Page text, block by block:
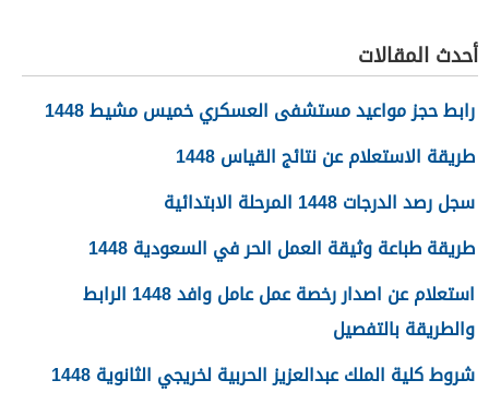
أحدث المقالات
رابط حجز مواعيد مستشفى العسكري خميس مشيط 1448
طريقة الاستعلام عن نتائج القياس 1448
سجل رصد الدرجات 1448 المرحلة الابتدائية
طريقة طباعة وثيقة العمل الحر في السعودية 1448
استعلام عن اصدار رخصة عمل عامل وافد 1448 الرابط
والطريقة بالتفصيل
شروط كلية الملك عبدالعزيز الحربية لخريجي الثانوية 1448